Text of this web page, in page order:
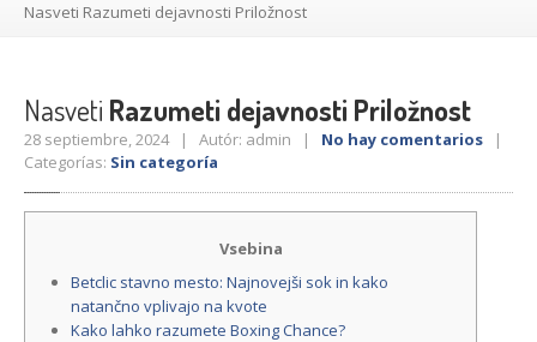
Nasveti Razumeti dejavnosti Priložnost
Nasveti Razumeti dejavnosti Priložnost
28 septiembre, 2024 | Autór: admin | No hay comentarios |
Categorías: Sin categoría
Vsebina
Betclic stavno mesto: Najnovejši sok in kako
natančno vplivajo na kvote
Kako lahko razumete Boxing Chance?